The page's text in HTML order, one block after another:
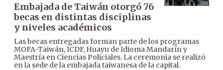
Embajada de Taiwán otorgó 76
becas en distintas disciplinas
y niveles académicos
Las becas entregadas forman parte de los programas
MOFA-Taiwán, ICDF, Huayu de Idioma Mandarín y
Maestría en Ciencias Policiales. La ceremonia se realizó
en la sede de la embajada taiwanesa de la capital.